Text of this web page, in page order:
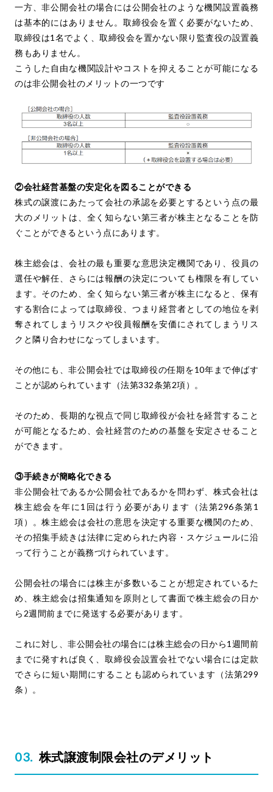
一方、非公開会社の場合には公開会社のような機関設置義務
は基本的にはありません。取締役会を置く必要がないため、
取締役は1名でよく、取締役会を置かない限り監査役の設置義
務もありません。
こうした自由な機関設計やコストを抑えることが可能になる
のは非公開会社のメリットの一つです
②会社経営基盤の安定化を図ることができる
株式の譲渡にあたって会社の承認を必要とするという点の最
大のメリットは、全く知らない第三者が株主となることを防
ぐことができるという点にあります。
株主総会は、会社の最も重要な意思決定機関であり、役員の
選任や解任、さらには報酬の決定についても権限を有してい
ます。そのため、全く知らない第三者が株主になると、保有
する割合によっては取締役、つまり経営者としての地位を剥
奪されてしまうリスクや役員報酬を安価にされてしまうリス
クと隣り合わせになってしまいます。
その他にも、非公開会社では取締役の任期を10年まで伸ばす
ことが認められています（法第332条第2項）。
そのため、長期的な視点で同じ取締役が会社を経営すること
が可能となるため、会社経営のための基盤を安定させること
ができます。
③手続きが簡略化できる
非公開会社であるか公開会社であるかを問わず、株式会社は
株主総会を年に1回は行う必要があります（法第296条第1
項）。株主総会は会社の意思を決定する重要な機関のため、
その招集手続きは法律に定められた内容・スケジュールに沿
って行うことが義務づけられています。
公開会社の場合には株主が多数いることが想定されているた
め、株主総会は招集通知を原則として書面で株主総会の日か
ら2週間前までに発送する必要があります。
これに対し、非公開会社の場合には株主総会の日から1週間前
までに発すれば良く、取締役会設置会社でない場合には定款
でさらに短い期間にすることも認められています（法第299
条）。
株式譲渡制限会社のデメリット